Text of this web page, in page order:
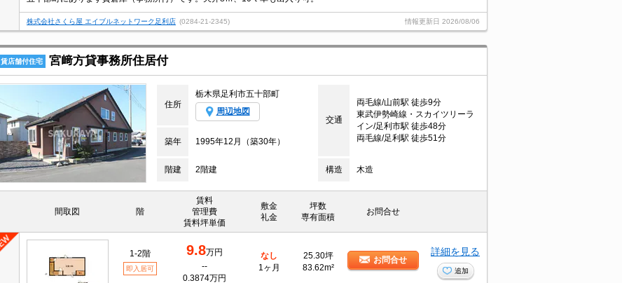
株式会社さくら屋 エイブルネットワーク足利店 (0284-21-2345) 情報更新日 2026/08/06
賃店舗付住宅 宮﨑方貸事務所住居付
住所
栃木県足利市五十部町
周辺地図
交通
両毛線/山前駅 徒歩9分
東武伊勢崎線・スカイツリーラ
イン/足利市駅 徒歩48分
両毛線/足利駅 徒歩51分
築年 1995年12月（築30年）
階建 2階建 構造 木造
間取図 階
賃料
管理費
賃料坪単価
敷金
礼金
坪数
専有面積
お問合せ
1-2階
即入居可
9.8万円
--
0.3874万円
なし
1ヶ月
25.30坪
83.62m²
お問合せ
詳細を見る
追加